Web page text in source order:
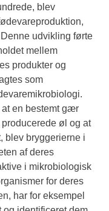
blev
udvikling førte
mellem
produkter og
som
at en bestemt gær
øl og at
blev bryggerierne i
af deres
i mikrobiologisk
for deres
har for eksempel